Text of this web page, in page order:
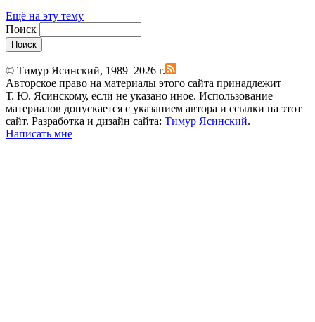
Ещё на эту тему
Поиск
Поиск
© Тимур Ясинский, 1989–2026 г.
Авторское право на материалы этого сайта принадлежит
Т. Ю. Ясинскому, если не указано иное. Использование
материалов допускается с указанием автора и ссылки на этот
сайт. Разработка и дизайн сайта: Тимур Ясинский.
Написать мне